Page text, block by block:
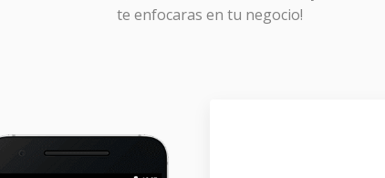
te enfocaras en tu negocio!